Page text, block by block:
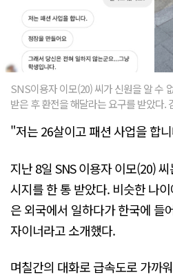
SNS이용자 이모(20) 씨가 신원을 알 수
받은 후 환전을 해달라는 요구를 받았다.
"저는 26살이고 패션 사업을 합
지난 8일 SNS 이용자 이모(20)
시지를 한 통 받았다. 비슷한 나
은 외국에서 일하다가 한국에 들
자이너라고 소개했다.
며칠간의 대화로 급속도로 가까